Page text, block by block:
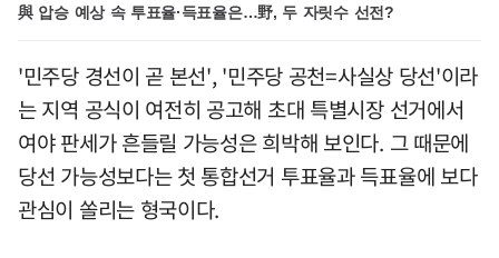
與 압승 예상 속 투표율·득표율은…野, 두 자릿수 선전?
'민주당 경선이 곧 본선', '민주당 공천=사실상 당선'이라
는 지역 공식이 여전히 공고해 초대 특별시장 선거에서
여야 판세가 흔들릴 가능성은 희박해 보인다. 그 때문에
당선 가능성보다는 첫 통합선거 투표율과 득표율에 보다
관심이 쏠리는 형국이다.